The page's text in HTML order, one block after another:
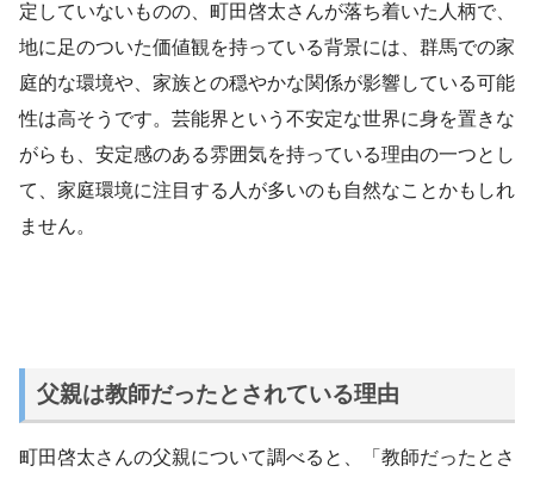
定していないものの、町田啓太さんが落ち着いた人柄で、
地に足のついた価値観を持っている背景には、群馬での家
庭的な環境や、家族との穏やかな関係が影響している可能
性は高そうです。芸能界という不安定な世界に身を置きな
がらも、安定感のある雰囲気を持っている理由の一つとし
て、家庭環境に注目する人が多いのも自然なことかもしれ
ません。
父親は教師だったとされている理由
町田啓太さんの父親について調べると、「教師だったとさ